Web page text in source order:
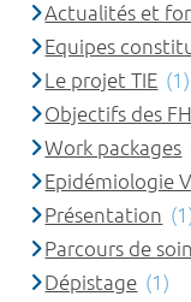
Actualités et
Equipes
Le projet TIE (1)
Objectifs des
Work packages
Epidémiologie
Présentation
Parcours de
Dépistage (1)